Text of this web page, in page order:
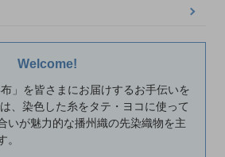
Welcome!
」を皆さまにお届けするお手伝いを
、染色した糸をタテ・ヨコに使って
いが魅力的な播州織の先染織物を主
。